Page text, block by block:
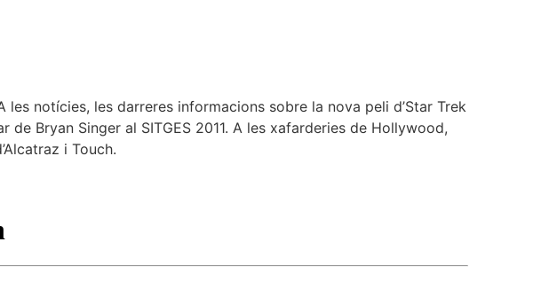
notícies, les darreres informacions sobre la nova peli d’Star Trek
Bryan Singer al SITGES 2011. A les xafarderies de Hollywood,
i Touch.